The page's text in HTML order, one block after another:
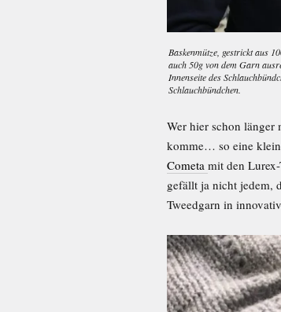
Baskenmütze, gestrickt aus
auch 50g von dem Garn
Innenseite des
Schlauchbündchen.
Wer hier schon länger
komme… so eine
Cometa mit den
gefällt ja nicht jedem,
Tweedgarn in